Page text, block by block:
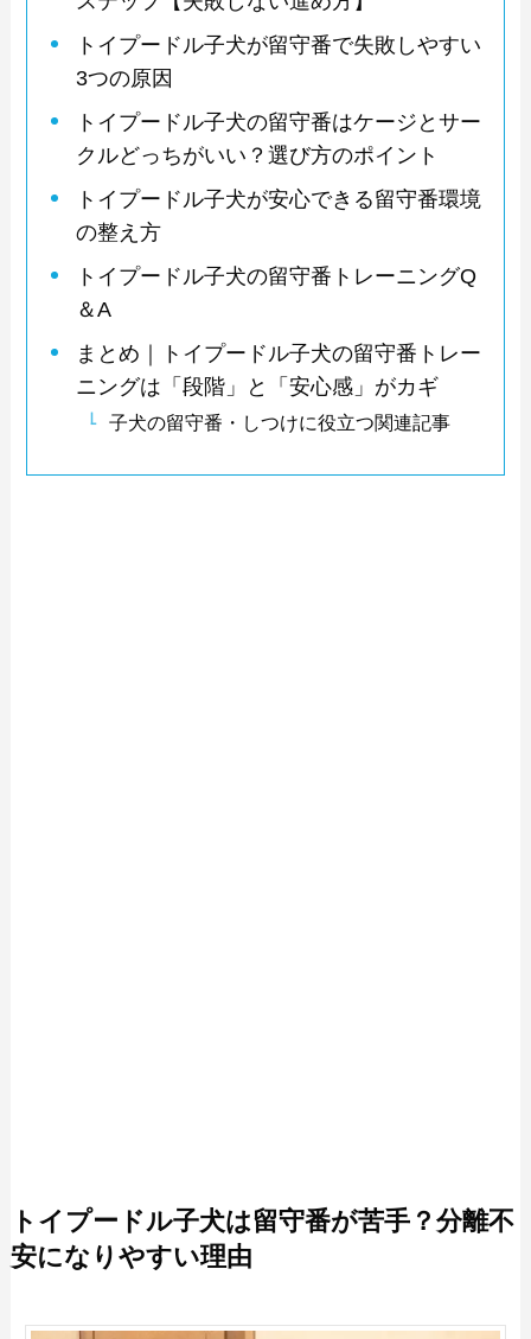
トイプードル子犬が留守番で失敗しやすい
3つの原因
トイプードル子犬の留守番はケージとサー
クルどっちがいい？選び方のポイント
トイプードル子犬が安心できる留守番環境
の整え方
トイプードル子犬の留守番トレーニングQ
＆A
まとめ｜トイプードル子犬の留守番トレー
ニングは「段階」と「安心感」がカギ
子犬の留守番・しつけに役立つ関連記事
トイプードル子犬は留守番が苦手？分離不
安になりやすい理由